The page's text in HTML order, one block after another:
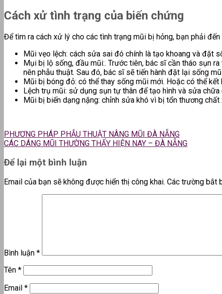
Cách xử tình trạng của biến chứng
Để tìm ra cách xử lý cho các tình trạng mũi bị hỏng, bạn phải
Mũi vẹo lệch: cách sửa sai đó chính là tạo khoang và đặt
Mụi bị lộ sống, đầu mũi:. Trước tiên, bác sĩ cần tháo sụn
nên phẫu thuật. Sau đó, bác sĩ sẽ tiến hành đặt lại sống
Mũi bị bóng đỏ: có thể thay sống mũi mới. Hoặc có thể
Lệch trụ mũi: sử dụng sụn tự thân để tạo hình và sửa chữa
Mũi bị biến dạng nặng: chỉnh sửa khó vì bị tổn thương
PHƯƠNG PHÁP PHẪU THUẬT NÂNG MŨI ĐÀ NẴNG
CÁC DÁNG MŨI THƯỜNG THẤY HIỆN NAY – ĐÀ NẴNG
Để lại một bình luận
Email của bạn sẽ không được hiển thị công khai. Các trường bắt
Bình luận *
Tên *
Email *